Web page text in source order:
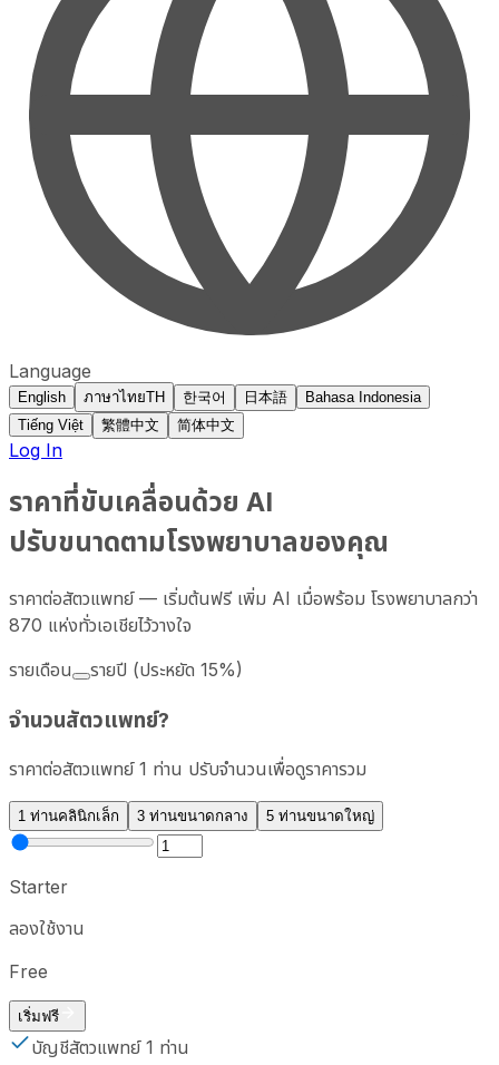
Language
English ภาษาไทยTH 한국어 日本語
Bahasa Indonesia
Tiếng Việt
繁體中文 简体中文
Log In
ราคาที่ขับเคลื่อนด้วย AI
ปรับขนาดตามโรงพยาบาลของคุณ
ราคาต่อสัตวแพทย์ — เริ่มต้นฟรี เพิ่ม AI เมื่อพร้อม โรงพยาบาลกว่า
870 แห่งทั่วเอเชียไว้วางใจ
รายเดือน
รายปี (ประหยัด 15%)
จำนวนสัตวแพทย์?
ราคาต่อสัตวแพทย์ 1 ท่าน ปรับจำนวนเพื่อดูราคารวม
1 ท่านคลินิกเล็ก 3 ท่านขนาดกลาง 5 ท่านขนาดใหญ่
Starter
ลองใช้งาน
Free
เริ่มฟรี
บัญชีสัตวแพทย์ 1 ท่าน